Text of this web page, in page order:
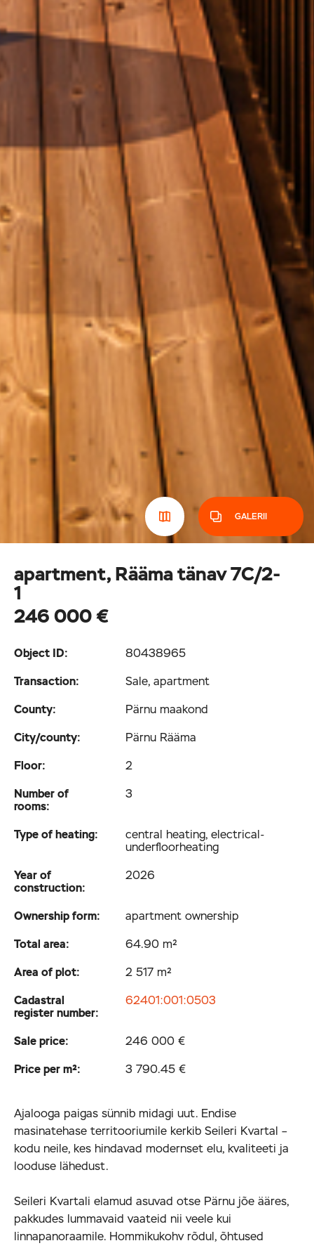
GALERII
apartment, Rääma tänav 7C/2-
1
246 000 €
Object ID:
80438965
Transaction:
Sale, apartment
County:
Pärnu maakond
City/county:
Pärnu Rääma
Floor:
2
Number of
rooms:
3
Type of heating:
central heating, electrical­
underfloor­heating
Year of
construction:
2026
Ownership form:
apartment ownership
Total area:
64.90 m²
Area of plot:
2 517 m²
Cadastral
register number:
62401:001:0503
Sale price:
246 000 €
Price per m²:
3 790.45 €
Ajalooga paigas sünnib midagi uut. Endise
masinatehase territooriumile kerkib Seileri Kvartal –
kodu neile, kes hindavad modernset elu, kvaliteeti ja
looduse lähedust.
Seileri Kvartali elamud asuvad otse Pärnu jõe ääres,
pakkudes lummavaid vaateid nii veele kui
linnapanoraamile. Hommikukohv rõdul, õhtused